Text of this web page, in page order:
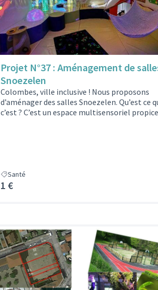
Projet N°37 : Aménagement de
Snoezelen
Colombes, ville inclusive ! Nous proposons
d’aménager des salles Snoezelen. Qu’est ce
c’est ? C’est un espace multisensoriel
Santé
1 €